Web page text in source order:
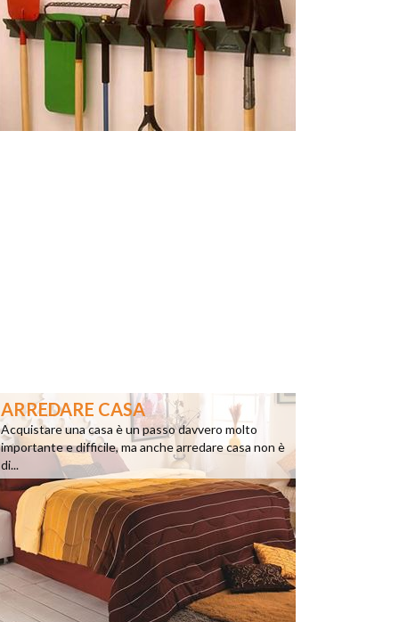
ARREDARE CASA
Acquistare una casa è un passo davvero molto
importante e difficile, ma anche arredare casa non è
di...